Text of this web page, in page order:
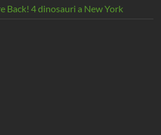
Back! 4 dinosauri a New York